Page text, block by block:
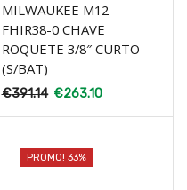
MILWAUKEE M12
FHIR38-0 CHAVE
ROQUETE 3/8″ CURTO
(S/BAT)
€391.14 €263.10
PROMO! 33%